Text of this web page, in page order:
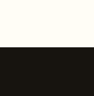
and